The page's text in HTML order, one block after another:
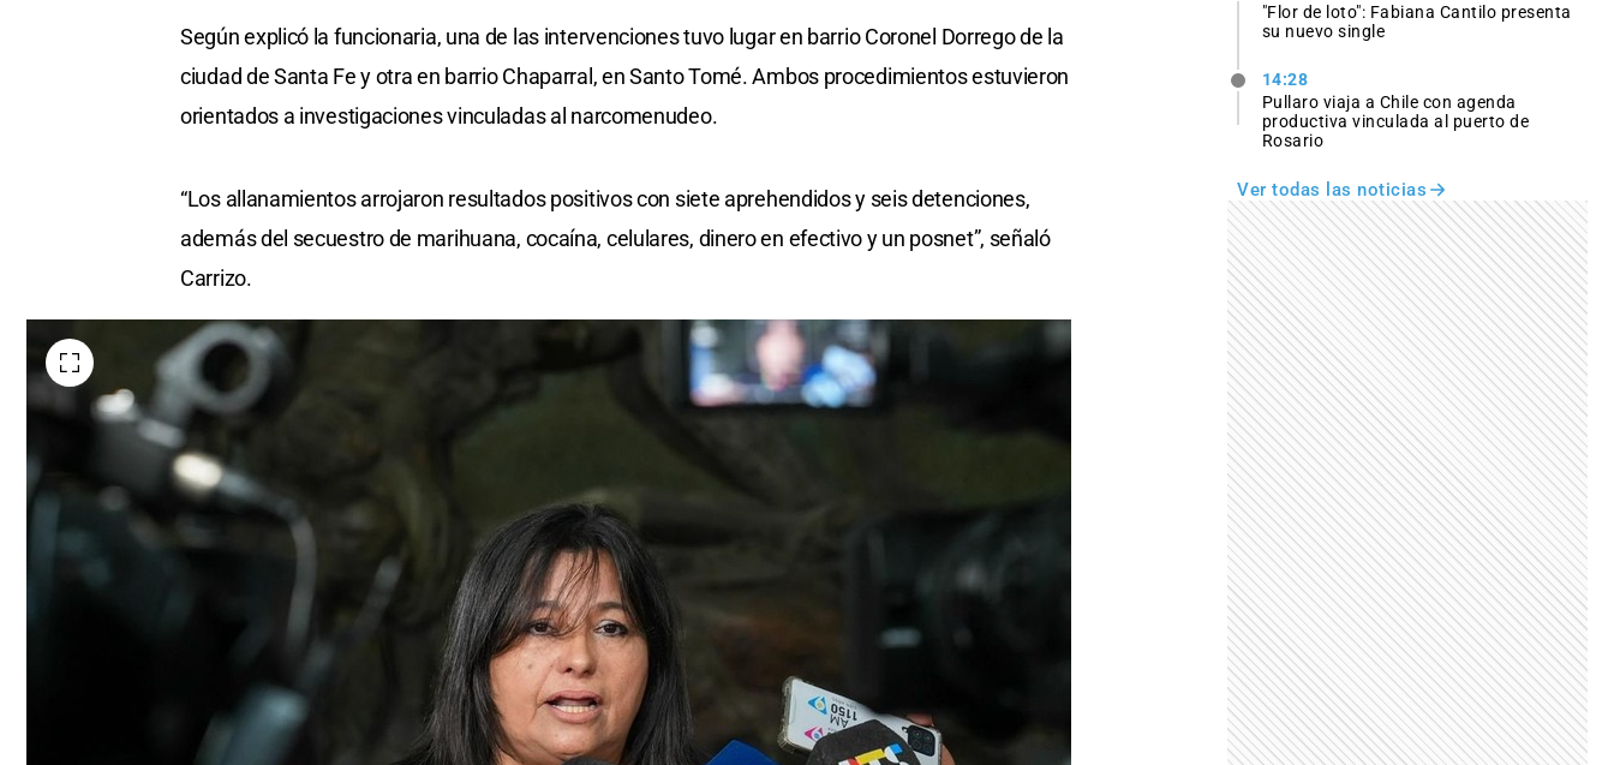
Según explicó la funcionaria, una de las intervenciones tuvo lugar en barrio Coronel Dorrego de la
ciudad de Santa Fe y otra en barrio Chaparral, en Santo Tomé. Ambos procedimientos estuvieron
orientados a investigaciones vinculadas al narcomenudeo.
“Los allanamientos arrojaron resultados positivos con siete aprehendidos y seis detenciones,
además del secuestro de marihuana, cocaína, celulares, dinero en efectivo y un posnet”, señaló
Carrizo.
"Flor de loto": Fabiana Cantilo presenta
su nuevo single
14:28
Pullaro viaja a Chile con agenda
productiva vinculada al puerto de
Rosario
Ver todas las noticias